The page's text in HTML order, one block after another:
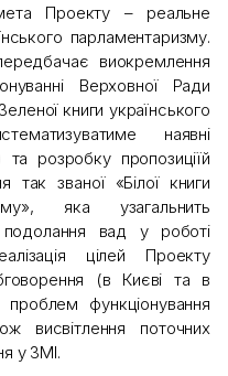
Проекту – реальне
парламентаризму.
виокремлення
Верховної Ради
книги українського
наявні
розробку пропозиціїй
званої «Білої книги
яка узагальнить
подолання вад у роботі
цілей Проекту
(в Києві та в
проблем функціонування
висвітлення поточних
у ЗМІ.